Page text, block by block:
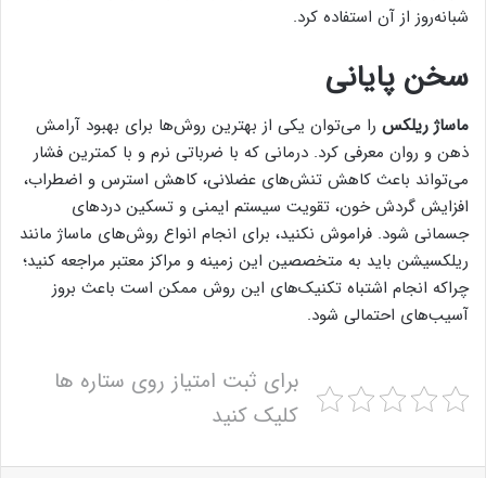
شبانه‌روز از آن استفاده کرد.
سخن پایانی
ماساژ ریلکس را می‌توان یکی از بهترین روش‌ها برای بهبود آرامش
ذهن و روان معرفی کرد. درمانی که با ضرباتی نرم و با کمترین فشار
می‌تواند باعث کاهش تنش‌های عضلانی، کاهش استرس و اضطراب،
افزایش گردش خون، تقویت سیستم ایمنی و تسکین دردهای
جسمانی شود. فراموش نکنید، برای انجام انواع روش‌های ماساژ مانند
ریلکسیشن باید به متخصصین این زمینه و مراکز معتبر مراجعه کنید؛
چراکه انجام اشتباه تکنیک‌های این روش ممکن است باعث بروز
آسیب‌های احتمالی شود.
برای ثبت امتیاز روی ستاره ها
کلیک کنید